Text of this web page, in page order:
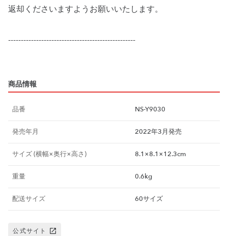
返却くださいますようお願いいたします。
--------------------------------------------------
商品情報
品番 NS-Y9030
発売年月 2022年3月発売
サイズ (横幅×奥行×高さ) 8.1×8.1×12.3cm
重量 0.6kg
配送サイズ 60サイズ
公式サイト